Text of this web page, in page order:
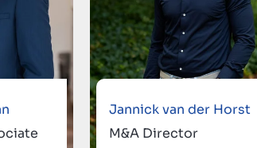
Jannick van der Horst
M&A Director